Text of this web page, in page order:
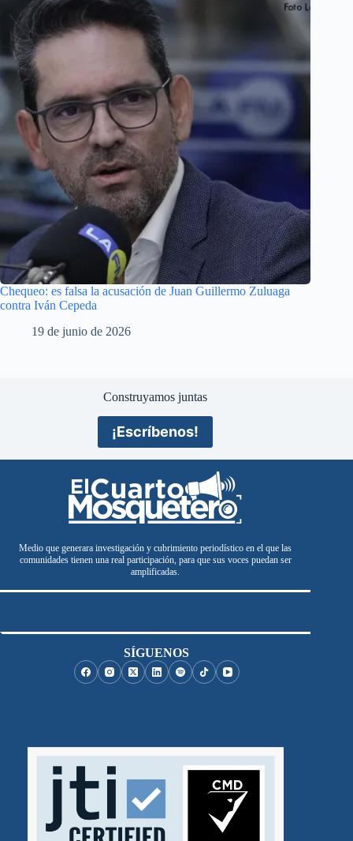
Chequeo: es falsa la acusación de Juan Guillermo Zuluaga
contra Iván Cepeda
19 de junio de 2026
Construyamos juntas
¡Escríbenos!
Medio que generara investigación y cubrimiento periodístico en el que las
comunidades tienen una real participación, para que sus voces puedan ser
amplificadas.
SÍGUENOS